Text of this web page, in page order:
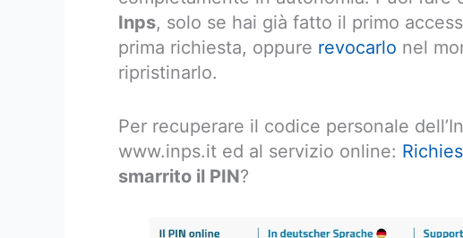
Inps, solo se hai già fatto il primo
prima richiesta, oppure revocarlo nel
ripristinarlo.
Per recuperare il codice personale
www.inps.it ed al servizio online:
smarrito il PIN?